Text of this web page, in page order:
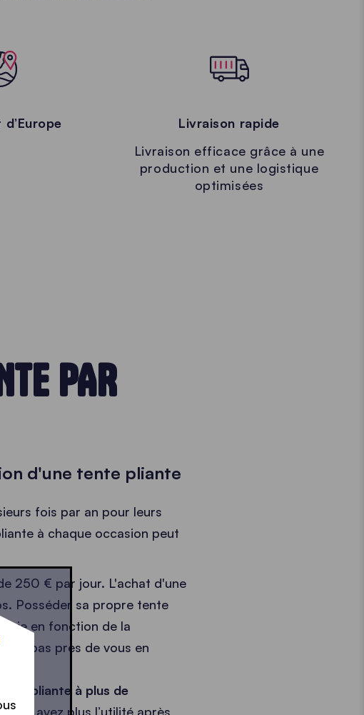
Livraison rapide
Livraison efficace grâce à une
production et une logistique
optimisées
PAR
d'une tente pliante
fois par an pour leurs
à chaque occasion peut
250 € par jour. L'achat d'une
Posséder sa propre tente
en fonction de la
pas près de vous en
pliante à plus de
n'en avez plus l’utilité après